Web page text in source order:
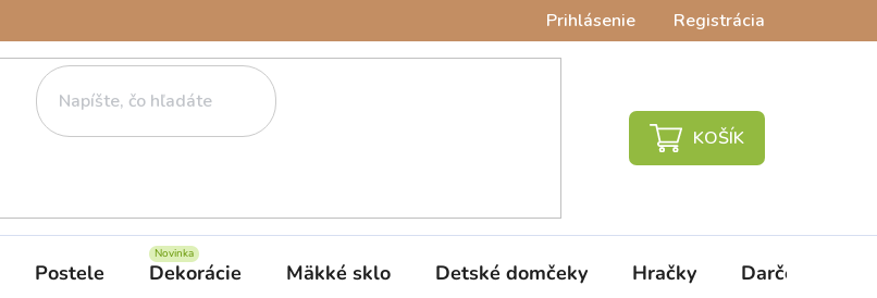
Prihlásenie Registrácia
NÁKUPNÝ
Postele Dekorácie Mäkké sklo Detské domčeky Hračky Darčeky